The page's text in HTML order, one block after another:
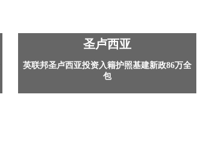
圣卢西亚
英联邦圣卢西亚投资入籍护照基建新政86万全
包